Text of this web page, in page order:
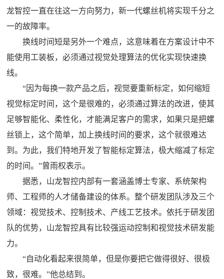
龙智控一直在往这一方向努力，新一代螺丝机将实现千分之
一的故障率。
换线时间短是另外一个难点，这意味着在方案设计中不
能使用工装板，必须通过视觉处理算法的优化实现快速换
线。
“因为每换一款产品之后，视觉要重新标定，如何缩短
视觉标定时间，这个是很难的，必须通过算法的改进，使其
足够智能化、柔性化，才能满足客户的需求，如果只是把螺
丝锁上，这个简单，加上换线时间的要求，这个就很难达
到。为此，我们特地开发了智能标定算法，极大缩减了标定
的时间。”曾雨权表示。
据悉，山龙智控内部有一套涵盖博士专家、系统架构
师、工程师的人才储备建设的体系。整个研发团队涉及三个
领域：视觉技术、控制技术、产线工艺技术。依托于研发团
队的优势，山龙智控具有比较强运动控制和视觉技术研发能
力。
“自动化看起来很简单，但是你要把它做得很好、很极
致，很难。”他总结到。